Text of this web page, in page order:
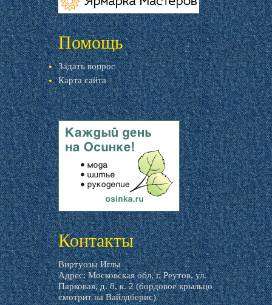
livemaster.ru
Помощь
Задать вопрос
Карта сайта
livemaster.ru
Контакты
Виртуозы Иглы
Адрес: Московская обл, г. Реутов, ул.
Парковая, д. 8, к. 2 (бордовое крыльцо
смотрит на Вайлдберис)